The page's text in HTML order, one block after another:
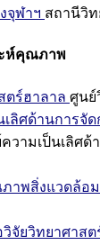
จุฬาฯ สถานีวิ
ะห์คุณภาพ
ตร์ฮาลาล ศูนย์
ลิศด้านการจัด
วามเป็นเลิศด้
าพสิ่งแวดล้อม
จัยวิทยาศาสต